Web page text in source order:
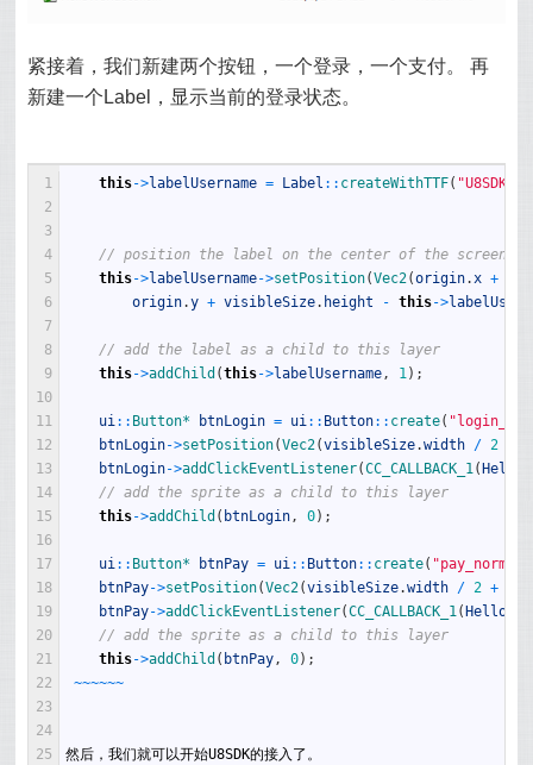
紧接着，我们新建两个按钮，一个登录，一个支付。 再
新建一个Label，显示当前的登录状态。
1
2
3
4
5
6
7
8
9
10
11
12
13
14
15
16
17
18
19
20
21
22
23
24
25
this->labelUsername = Label :: createWithTTF( "U8SDK"
// position the label on the center of the screen
this->labelUsername->setPosition(Vec2(origin.x +
origin.y + visibleSize. height - this->
// add the label as a child to this layer
this->addChild (this->labelUsername, 1) ;
ui:: Button* btnLogin = ui:: Button:: create(
btnLogin->setPosition(Vec2(visibleSize.width / 2
btnLogin->addClickEventListener(CC_CALLBACK_1(
// add the sprite as a child to this layer
this->addChild ( btnLogin, 0) ;
ui:: Button* btnPay = ui:: Button:: create(
btnPay->setPosition(Vec2(visibleSize.width / 2 +
btnPay->addClickEventListener(CC_CALLBACK_1(
// add the sprite as a child to this layer
this->addChild ( btnPay, 0) ;
~~~~~~
然后，我们就可以开始U8SDK的接入了。